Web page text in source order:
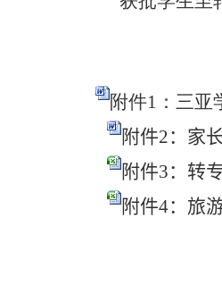
附件1：三亚
附件2：家
附件3：转
附件4：旅